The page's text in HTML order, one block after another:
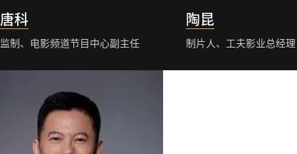
唐科
监制、电影频道节目中心副主任
陶昆
制片人、工夫影业总经理